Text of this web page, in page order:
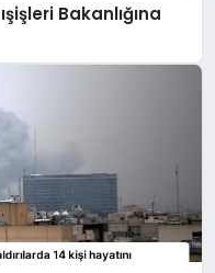
Bakanlığına